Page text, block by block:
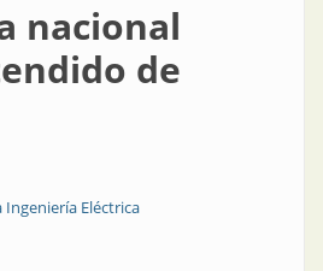
nacional
de
Ingeniería Eléctrica